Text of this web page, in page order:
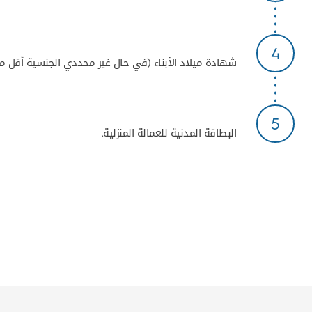
4 شهادة ميلاد الأبناء (في حال غير محددي الجنسية أقل من 5
5 البطاقة المدنية للعمالة المنزلية.